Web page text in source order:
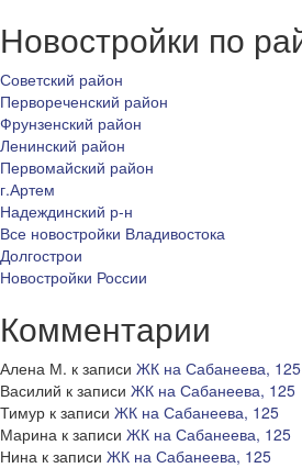
Новостройки по
Советский район
Первореченский район
Фрунзенский район
Ленинский район
Первомайский район
г.Артем
Надеждинский р-н
Все новостройки Владивостока
Долгострои
Новостройки России
Комментарии
Алена М. к записи ЖК на Сабанеева, 125
Василий к записи ЖК на Сабанеева, 125
Тимур к записи ЖК на Сабанеева, 125
Марина к записи ЖК на Сабанеева, 125
Нина к записи ЖК на Сабанеева, 125